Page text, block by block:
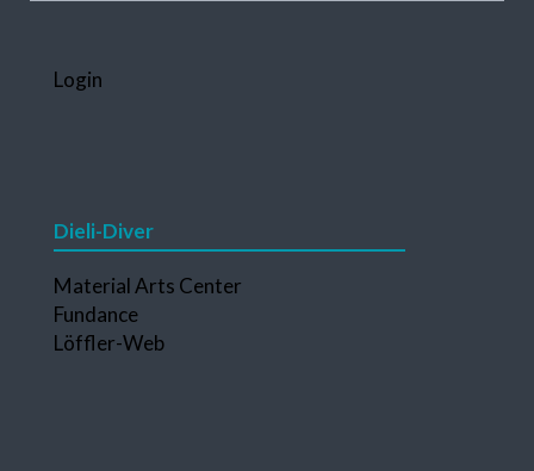
überspringen
Login
Dieli-Diver
Navigation
überspringen
Material Arts Center
Fundance
Löffler-Web